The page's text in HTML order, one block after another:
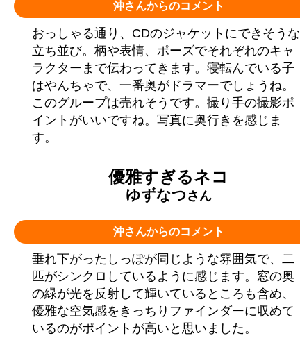
沖さんからのコメント
おっしゃる通り、CDのジャケットにできそうな
立ち並び。柄や表情、ポーズでそれぞれのキャ
ラクターまで伝わってきます。寝転んでいる子
はやんちゃで、一番奥がドラマーでしょうね。
このグループは売れそうです。撮り手の撮影ポ
イントがいいですね。写真に奥行きを感じま
す。
優雅すぎるネコ
ゆずなつ さん
沖さんからのコメント
垂れ下がったしっぽが同じような雰囲気で、二
匹がシンクロしているように感じます。窓の奥
の緑が光を反射して輝いているところも含め、
優雅な空気感をきっちりファインダーに収めて
いるのがポイントが高いと思いました。